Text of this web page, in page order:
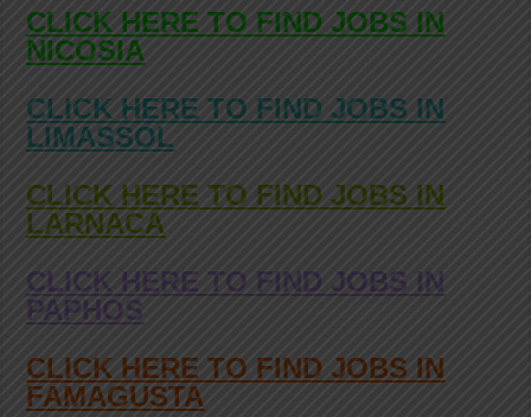
CLICK HERE TO FIND JOBS IN
NICOSIA
CLICK HERE TO FIND JOBS IN
LIMASSOL
CLICK HERE TO FIND JOBS IN
LARNACA
CLICK HERE TO FIND JOBS IN
PAPHOS
CLICK HERE TO FIND JOBS IN
FAMAGUSTA